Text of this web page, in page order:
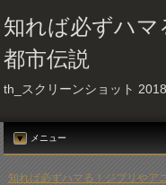
知れば必ずハ
都市伝説
th_スクリーンショット
メニュー
知れば必ずハマる！ジブリやア